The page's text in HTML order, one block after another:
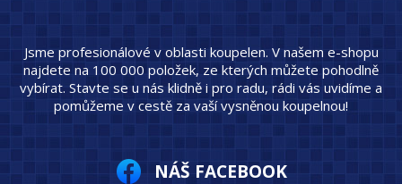
Jsme profesionálové v oblasti koupelen. V našem e-shopu
najdete na 100 000 položek, ze kterých můžete pohodlně
vybírat. Stavte se u nás klidně i pro radu, rádi vás uvidíme a
pomůžeme v cestě za vaší vysněnou koupelnou!
NÁŠ FACEBOOK